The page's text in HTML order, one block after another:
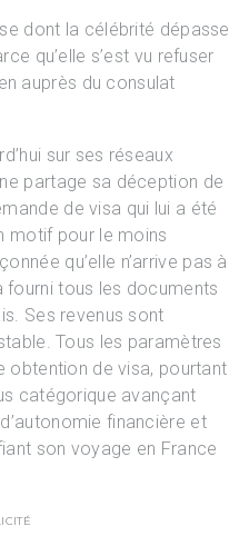
dont la célébrité dépasse
qu’elle s’est vu refuser
auprès du consulat
sur ses réseaux
partage sa déception de
de visa qui lui a été
motif pour le moins
qu’elle n’arrive pas à
fourni tous les documents
Ses revenus sont
Tous les paramètres
obtention de visa, pourtant
catégorique avançant
financière et
son voyage en France